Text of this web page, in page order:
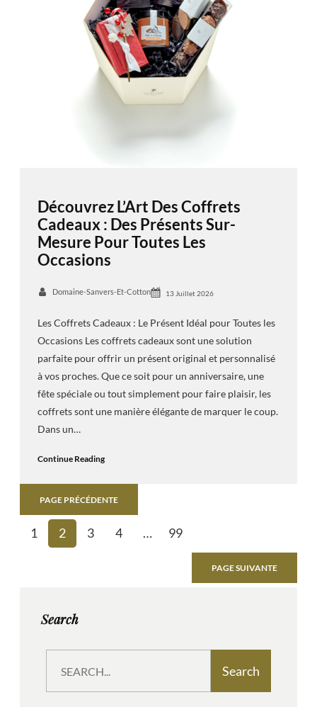
Découvrez L’Art Des Coffrets
Cadeaux : Des Présents Sur-
Mesure Pour Toutes Les
Occasions
Domaine-Sanvers-Et-Cotton 13 Juillet 2026
Les Coffrets Cadeaux : Le Présent Idéal pour Toutes les
Occasions Les coffrets cadeaux sont une solution
parfaite pour offrir un présent original et personnalisé
à vos proches. Que ce soit pour un anniversaire, une
fête spéciale ou tout simplement pour faire plaisir, les
coffrets sont une manière élégante de marquer le coup.
Dans un…
Continue Reading
PAGE PRÉCÉDENTE
1 2 3 4 … 99
PAGE SUIVANTE
Search
a
Search